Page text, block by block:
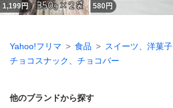
1,199円 580円
Yahoo!フリマ 食品 スイーツ、洋菓子
チョコスナック、チョコバー
他のブランドから探す